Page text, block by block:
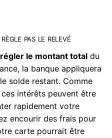
pas le relevé
régler le montant total du
la banque appliquera
solde restant. Comme
intérêts peuvent être
rapidement votre
encourir des frais pour
carte pourrait être